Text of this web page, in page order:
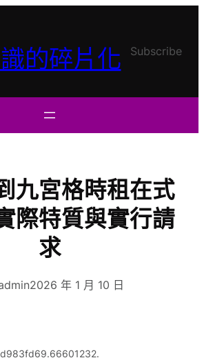
的碎片化 Subscribe
九宮格時租在式
際特質與實行請
求
2026 年 1 月 10 日